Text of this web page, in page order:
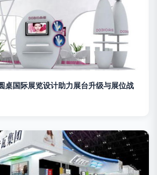
桌国际展览设计助力展台升级与展位战